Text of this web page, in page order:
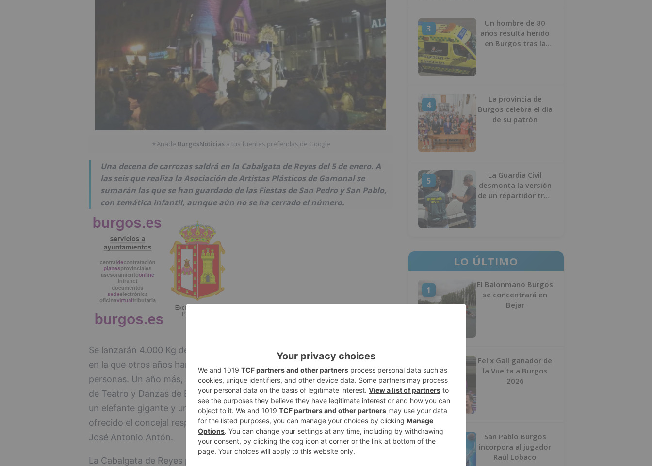
★Añade BurgosNoticias a tus fuentes preferidas de Google
Una decena de carrozas saldrá en la Cabalgata de Reyes del 5 de enero. A
las seis que realiza la Asociación de Artistas Plásticos de Gamonal se
sumarán las que se han guardado de las Fiestas de San Pedro y San Pablo,
con temática infantil, aunque aún no se ha cerrado el número.
Se lanzarán 4.000 Kg de caramelos aptos para celíacos, en una cabalgata
en la que otros años han participado en las calles entre 40.000 y 50.000
personas. Un año más, animarán la cabalgata compañías y agrupaciones
de Teatro y Danzas de Burgos, además de una francesa que acudirá con
un elefante gigante y un payaso azul. Son algunos de los datos que ha
ofrecido el concejal responsable de Festejos del Ayuntamiento de Burgos,
José Antonio Antón.
La Cabalgata de Reyes partirá la tarde del 5 de enero de Eladio Perlado y
3
Un hombre de 80
años resulta herido
en Burgos tras la
4
La provincia de
Burgos celebra el día
de su patrón
5
La Guardia Civil
desmonta la versión
de un repartidor tras
LO ÚLTIMO
1
El Balonmano Burgos
se concentrará en
Bejar
2
Felix Gall ganador de
la Vuelta a Burgos
2026
3
San Pablo Burgos
incorpora al jugador
Raúl Lobaco